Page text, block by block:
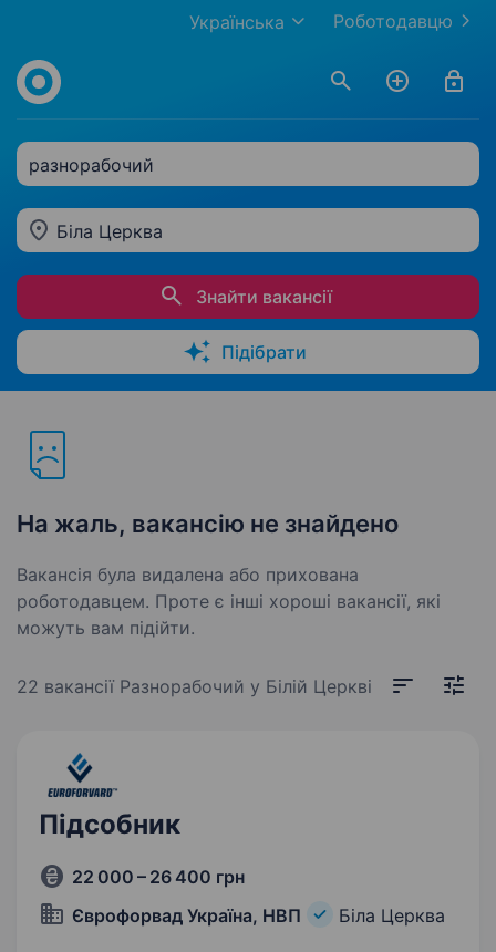
Роботодавцю
Українська
разнорабочий
Біла Церква
Знайти вакансії
Підібрати
На жаль, вакансію не знайдено
Вакансія була видалена або прихована
роботодавцем. Проте є інші хороші вакансії, які
можуть вам підійти.
22 вакансії Разнорабочий у Білій Церкві
Підсобник
22 000 – 26 400 грн
Єврофорвад Україна, НВП
Біла Церква